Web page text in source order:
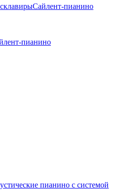
Сайлент-пианино
пианино
пианино с системой